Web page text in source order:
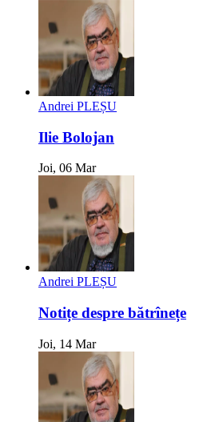
Andrei PLEȘU
Ilie Bolojan
Joi, 06 Mar
Andrei PLEȘU
Notițe despre bătrînețe
Joi, 14 Mar